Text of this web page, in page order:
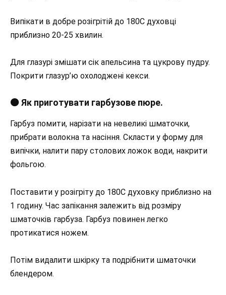
Випікати в добре розігрітій до 180С духовці
приблизно 20-25 хвилин.
Для глазурі змішати сік апельсина та цукрову пудру.
Покрити глазур’ю охолоджені кекси.
🟠 Як приготувати гарбузове пюре.
Гарбуз помити, нарізати на невеликі шматочки,
прибрати волокна та насіння. Скласти у форму для
випічки, налити пару столових ложок води, накрити
фольгою.
Поставити у розігріту до 180С духовку приблизно на
1 годину. Час запікання залежить від розміру
шматочків гарбуза. Гарбуз повинен легко
протикатися ножем.
Потім видалити шкірку та подрібнити шматочки
блендером.